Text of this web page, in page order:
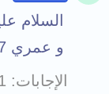
السلام
و عمري 37 سنه فوجئت بوجود كتلات في...
الإجابات